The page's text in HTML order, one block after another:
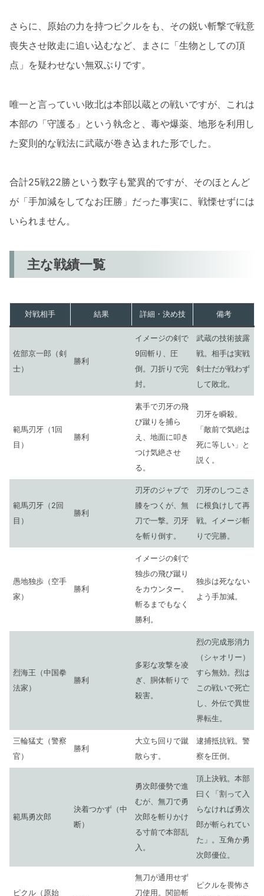
さらに、原始の力を持つピクルをも、その鋭い斬撃で戦意
喪失させ敗走に追い込むなど、まさに「生物としての頂
点」を疑わせない無双ぶりです。
唯一と言っていい敗北は本部以蔵との戦いですが、これは
本部の「守護る」という執念と、毒や爆薬、地形を利用し
た変則的な戦法に武蔵が巻き込まれた形でした。
合計25戦22勝という数字も驚異的ですが、そのほとんど
が「手加減をしてなお圧勝」だった事実に、戦慄せずには
いられません。
主な戦績一覧
対戦相手 結果 詳細・決め技 備考
佐部京一郎（剣
士）
勝利
イメージの剣で
9回斬り、圧
倒。刀折りで完
封。
武蔵の技術披露
戦。相手は実戦
剣士だが戦わず
して敗北。
範馬刃牙（1回
目）
勝利
素手で刃牙の飛
び蹴りを捕ら
え、地面に叩き
つけ気絶させ
る。
刃牙を瞬殺。
「敵前で気絶は
死に等しい」と
説く。
範馬刃牙（2回
目）
勝利
刃牙のジャブで
膝をつくが、無
刀で一撃。刃牙
を斬り倒す。
刃牙のしつこさ
に根負けして再
戦。イメージ斬
りで完勝。
愚地独歩（空手
家）
勝利
イメージの剣で
独歩の飛び蹴り
をカウンター。
斬るまでもなく
勝利。
独歩は死なない
よう手加減。
烈海王（中国拳
法家）
勝利
多彩な攻撃を凌
ぎ、胴体斬りで
殺害。
烈の完成形消力
（シャオリー）
すら無効。烈は
この戦いで死亡
し、外伝で異世
界転生。
三輪猛丈（警察
官）
勝利
大立ち回りで蹴
散らす。
逮捕抵抗戦。警
察を圧倒。
範馬勇次郎
決着つかず（中
断）
勇次郎優勢で進
むが、無刀で勇
次郎を斬りかけ
る寸前で本部乱
入。
頂上決戦。本部
曰く「割って入
らなければ勇次
郎が斬られてい
た」。互角か勇
次郎優位。
ピクル（原始
無刀が通用せず
刀使用。関節斬
ピクルを畏怖さ